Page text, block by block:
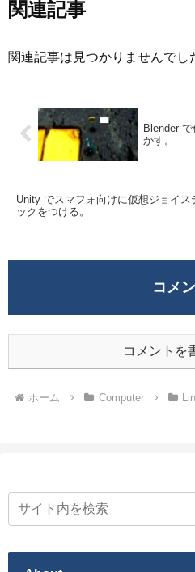
関連記事
関連記事は見つかりませんでし
Blender
かす。
Unity でスマフォ向けに仮想ジョイス
ックをつける。
コメ
コメントを
ホーム Computer